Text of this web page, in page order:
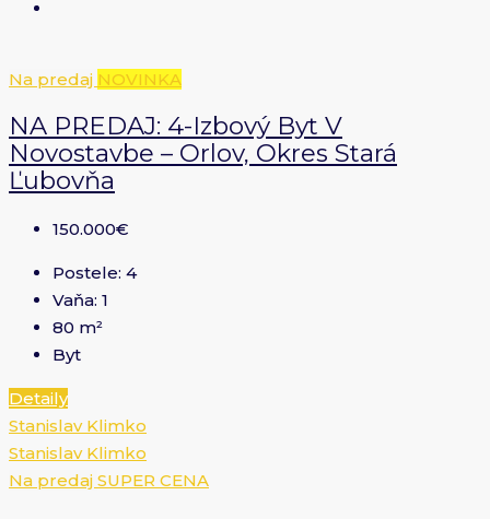
Na predaj NOVINKA
NA PREDAJ: 4-Izbový Byt V
Novostavbe – Orlov, Okres Stará
Ľubovňa
150.000€
Postele: 4
Vaňa: 1
80 m²
Byt
Detaily
Stanislav Klimko
Stanislav Klimko
Na predaj SUPER CENA